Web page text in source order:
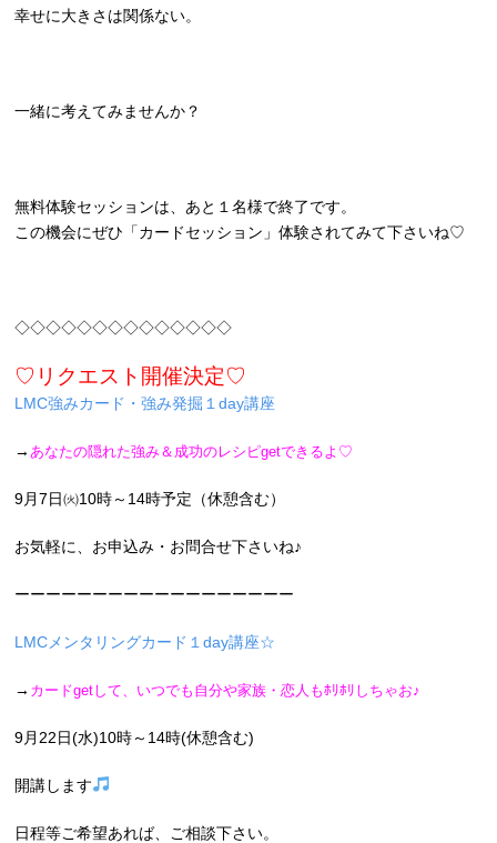
幸せに大きさは関係ない。
一緒に考えてみませんか？
無料体験セッションは、あと１名様で終了です。
この機会にぜひ「カードセッション」体験されてみて下さいね♡
◇◇◇◇◇◇◇◇◇◇◇◇◇◇
♡リクエスト開催決定♡
LMC強みカード・強み発掘１day講座
→ あなたの隠れた強み＆成功のレシピgetできるよ♡
9月7日㈫10時～14時予定（休憩含む）
お気軽に、お申込み・お問合せ下さいね♪
ーーーーーーーーーーーーーーーーーー
LMCメンタリングカード１day講座☆
→ カードgetして、いつでも自分や家族・恋人もﾎﾘﾎﾘしちゃお♪
9月22日(水)10時～14時(休憩含む)
開講します
日程等ご希望あれば、ご相談下さい。